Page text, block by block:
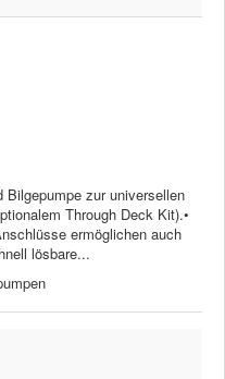
zur universellen
Through Deck Kit).•
ermöglichen auch
lösbare...